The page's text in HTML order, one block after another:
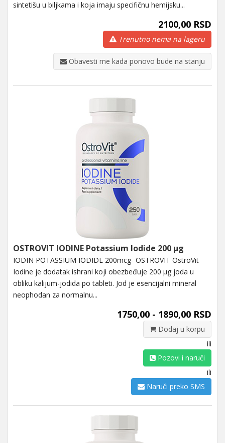
sintetišu u biljkama i koja imaju specifičnu hemijsku...
2100,00 RSD
Trenutno nema na lageru
Obavesti me kada ponovo bude na stanju
OSTROVIT IODINE Potassium Iodide 200 μg
IODIN POTASSIUM IODIDE 200mcg- OSTROVIT OstroVit
Iodine je dodatak ishrani koji obezbeđuje 200 μg joda u
obliku kalijum-jodida po tableti. Jod je esencijalni mineral
neophodan za normalnu...
1750,00 - 1890,00 RSD
Dodaj u korpu
ili
Pozovi i naruči
ili
Naruči preko SMS